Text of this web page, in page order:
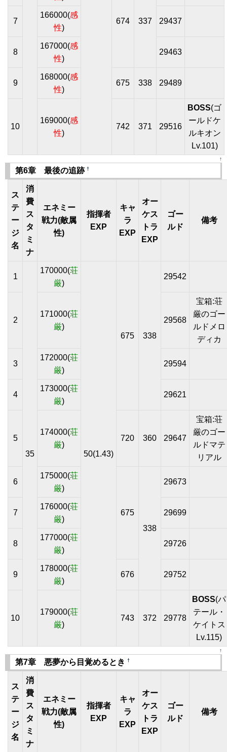
674 337
7
166000(感
性)
29437
8
167000(感
性)
29463
9
168000(感
性)
675 338 29489
10
169000(感
性)
742 371 29516
BOSS(ゴ
ールドケ
ルキオン
Lv.101)
↑
第6章 最後の追跡 †
ス
テ
ー
ジ
名
消
費
ス
タ
ミ
ナ
エネミー
戦力(敵属
性)
指揮者
EXP
キャ
ラ
EXP
オー
ケス
トラ
EXP
ゴー
ルド
備考
1
35
170000(荘
厳)
50(1.43)
675 338
29542
2
171000(荘
厳)
29568
宝箱:荘
厳のゴー
ルドメロ
ディカ
3
172000(荘
厳)
29594
4
173000(荘
厳)
29621
5
174000(荘
厳)
720 360 29647
宝箱:荘
厳のゴー
ルドマテ
リアル
6
175000(荘
厳)
675
338
29673
7
176000(荘
厳)
29699
8
177000(荘
厳)
29726
9
178000(荘
厳)
676 29752
10
179000(荘
厳)
743 372 29778
BOSS(パ
テール・
ケイトス
Lv.115)
↑
第7章 悪夢から目覚めるとき †
ス
テ
ー
ジ
名
消
費
ス
タ
ミ
ナ
エネミー
戦力(敵属
性)
指揮者
EXP
キャ
ラ
EXP
オー
ケス
トラ
EXP
ゴー
ルド
備考